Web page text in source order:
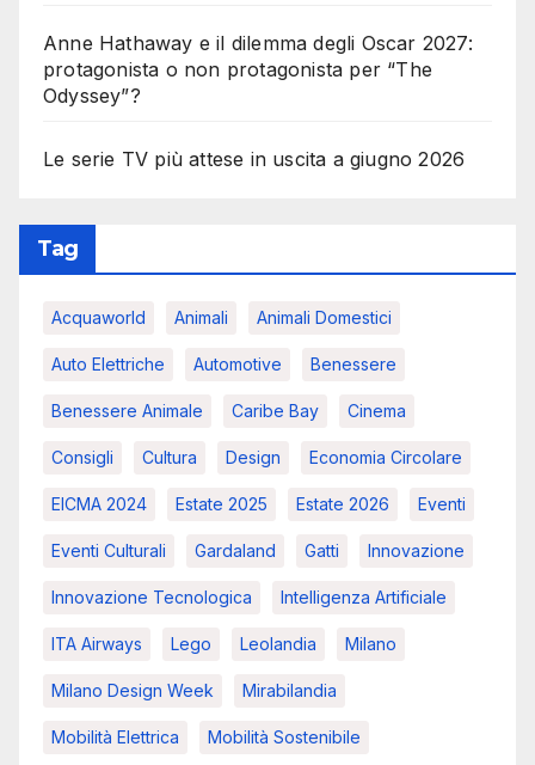
Anne Hathaway e il dilemma degli Oscar 2027:
protagonista o non protagonista per “The
Odyssey”?
Le serie TV più attese in uscita a giugno 2026
Tag
Acquaworld Animali Animali Domestici
Auto Elettriche Automotive Benessere
Benessere Animale Caribe Bay Cinema
Consigli Cultura Design Economia Circolare
EICMA 2024 Estate 2025 Estate 2026 Eventi
Eventi Culturali Gardaland Gatti Innovazione
Innovazione Tecnologica Intelligenza Artificiale
ITA Airways Lego Leolandia Milano
Milano Design Week Mirabilandia
Mobilità Elettrica Mobilità Sostenibile